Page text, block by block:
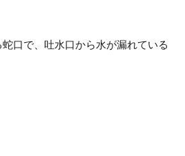
口で、吐水口から水が漏れている